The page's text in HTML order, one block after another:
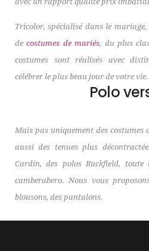
Tricolor, spécialisé dans le
decostumes de mariés, du plus
costumes sont réalisés avec
célébrer le plus beau jour de votre vie.
Polo
Mais pas uniquement des costumes
aussi des tenues plus
Cardin, des polos Ruckfield, toute
camberabero. Nous vous
blousons, des pantalons.